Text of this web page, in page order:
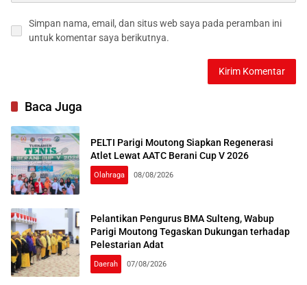
Simpan nama, email, dan situs web saya pada peramban ini
untuk komentar saya berikutnya.
Baca Juga
PELTI Parigi Moutong Siapkan Regenerasi
Atlet Lewat AATC Berani Cup V 2026
Olahraga 08/08/2026
Pelantikan Pengurus BMA Sulteng, Wabup
Parigi Moutong Tegaskan Dukungan terhadap
Pelestarian Adat
Daerah 07/08/2026